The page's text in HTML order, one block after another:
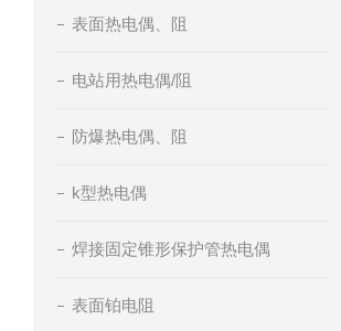
表面热电偶、阻
电站用热电偶/阻
防爆热电偶、阻
k型热电偶
焊接固定锥形保护管热电偶
表面铂电阻